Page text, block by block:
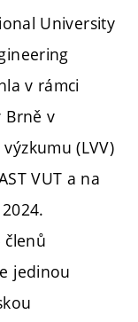
University
v rámci
Brně v
(LVV)
VUT a na
členů
jedinou